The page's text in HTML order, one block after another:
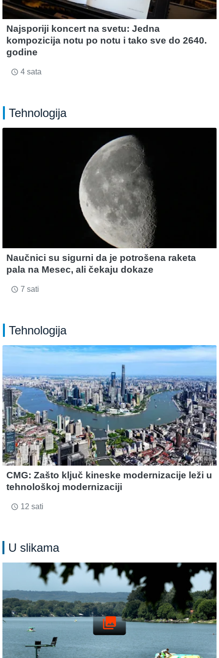
Najsporiji koncert na svetu: Jedna
kompozicija notu po notu i tako sve do 2640.
godine
access_time 4 sata
Tehnologija
Naučnici su sigurni da je potrošena raketa
pala na Mesec, ali čekaju dokaze
access_time 7 sati
Tehnologija
CMG: Zašto ključ kineske modernizacije leži u
tehnološkoj modernizaciji
access_time 12 sati
U slikama
photo_library